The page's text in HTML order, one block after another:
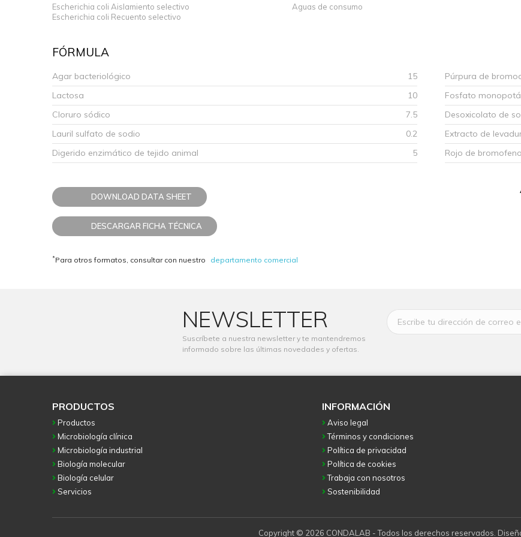
Escherichia coli Aislamiento selectivo
Escherichia coli Recuento selectivo
Aguas de consumo
FÓRMULA
Agar bacteriológico 15 Púrpura de
Lactosa
10 Fosfato
Cloruro sódico
7.5 Desoxicolato de
Lauril sulfato de sodio
0.2 Extracto de
Digerido enzimático de tejido animal
5 Rojo de
DOWNLOAD DATA SHEET
DESCARGAR FICHA TÉCNICA
*Para otros formatos, consultar con nuestro departamento comercial
NEWSLETTER
Suscríbete a nuestra newsletter y te mantendremos
informado sobre las últimas novedades y ofertas.
PRODUCTOS
Productos
Microbiología clínica
Microbiología industrial
Biología molecular
Biología celular
Servicios
INFORMACIÓN
Aviso legal
Términos y condiciones
Política de privacidad
Política de cookies
Trabaja con nosotros
Sostenibilidad
Copyright © 2026 CONDALAB - Todos los derechos reservados.